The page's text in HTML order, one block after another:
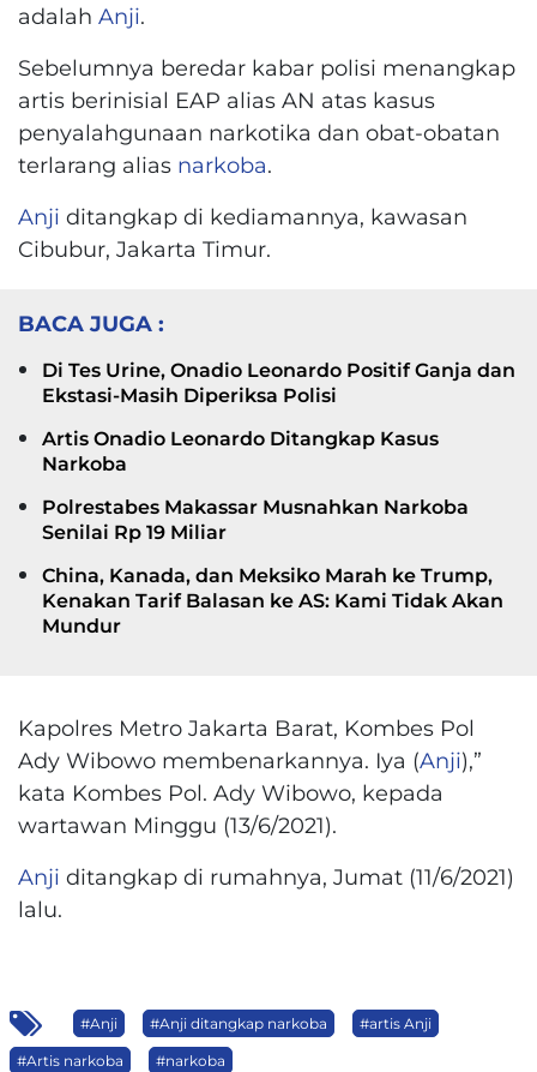
adalah Anji.
Sebelumnya beredar kabar polisi menangkap
artis berinisial EAP alias AN atas kasus
penyalahgunaan narkotika dan obat-obatan
terlarang alias narkoba.
Anji ditangkap di kediamannya, kawasan
Cibubur, Jakarta Timur.
BACA JUGA :
Di Tes Urine, Onadio Leonardo Positif Ganja dan
Ekstasi-Masih Diperiksa Polisi
Artis Onadio Leonardo Ditangkap Kasus
Narkoba
Polrestabes Makassar Musnahkan Narkoba
Senilai Rp 19 Miliar
China, Kanada, dan Meksiko Marah ke Trump,
Kenakan Tarif Balasan ke AS: Kami Tidak Akan
Mundur
Kapolres Metro Jakarta Barat, Kombes Pol
Ady Wibowo membenarkannya. Iya (Anji),”
kata Kombes Pol. Ady Wibowo, kepada
wartawan Minggu (13/6/2021).
Anji ditangkap di rumahnya, Jumat (11/6/2021)
lalu.
#Anji #Anji ditangkap narkoba #artis Anji
#Artis narkoba #narkoba